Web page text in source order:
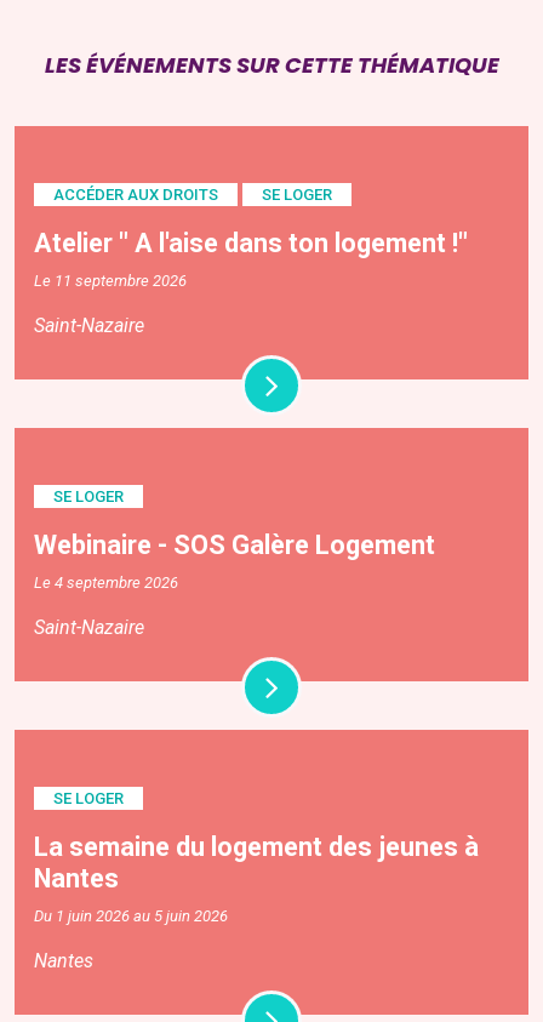
LES ÉVÉNEMENTS SUR CETTE THÉMATIQUE
ACCÉDER AUX DROITS SE LOGER
Atelier " A l'aise dans ton logement !"
Le 11 septembre 2026
Saint-Nazaire
SE LOGER
Webinaire - SOS Galère Logement
Le 4 septembre 2026
Saint-Nazaire
SE LOGER
La semaine du logement des jeunes à
Nantes
Du 1 juin 2026 au 5 juin 2026
Nantes